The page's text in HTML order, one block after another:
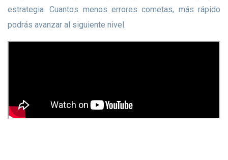
estrategia. Cuantos menos errores cometas, más rápido
podrás avanzar al siguiente nivel.